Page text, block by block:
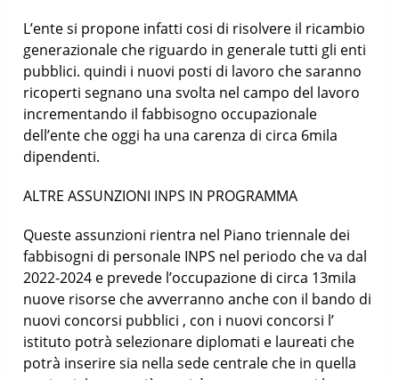
L’ente si propone infatti cosi di risolvere il ricambio
generazionale che riguardo in generale tutti gli enti
pubblici. quindi i nuovi posti di lavoro che saranno
ricoperti segnano una svolta nel campo del lavoro
incrementando il fabbisogno occupazionale
dell’ente che oggi ha una carenza di circa 6mila
dipendenti.
ALTRE ASSUNZIONI INPS IN PROGRAMMA
Queste assunzioni rientra nel Piano triennale dei
fabbisogni di personale INPS nel periodo che va dal
2022-2024 e prevede l’occupazione di circa 13mila
nuove risorse che avverranno anche con il bando di
nuovi concorsi pubblici , con i nuovi concorsi l’
istituto potrà selezionare diplomati e laureati che
potrà inserire sia nella sede centrale che in quella